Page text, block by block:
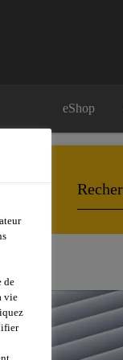
eShop
de
vie